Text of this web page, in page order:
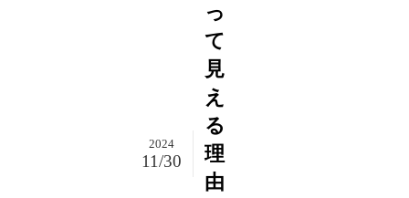
っ
て
見
え
る
理
由
2024
11/30